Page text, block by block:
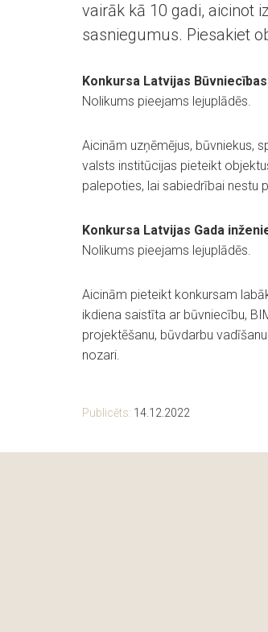
vairāk kā 10 gadi, aicinot
sasniegumus. Piesakiet
Konkursa Latvijas
Nolikums pieejams lejuplādēs.
Aicinām uzņēmējus, būvniekus,
valsts institūcijas pieteikt
palepoties, lai sabiedrībai nestu
Konkursa Latvijas Gada
Nolikums pieejams lejuplādēs.
Aicinām pieteikt konkursam
ikdiena saistīta ar būvniecību,
projektēšanu, būvdarbu
nozari.
Publicēts: 14.12.2022